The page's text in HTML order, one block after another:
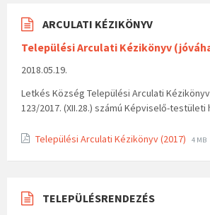
ARCULATI KÉZIKÖNYV
Települési Arculati Kézikönyv
2018.05.19.
Letkés Község Települési Arculati
123/2017. (XII.28.) számú Képviselő-testületi
Települési Arculati Kézikönyv (2017) 4 MB
TELEPÜLÉSRENDEZÉS